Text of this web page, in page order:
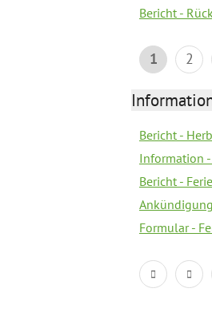
Bericht -
1 2
Bericht -
Information
Bericht -
Formular -